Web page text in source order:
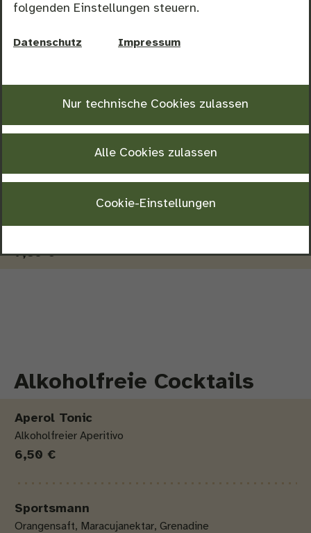
folgenden Einstellungen steuern.
Datenschutz Impressum
Nur technische Cookies zulassen
Alle Cookies zulassen
Cookie-Einstellungen
Wodka Lemon
Gin Tonic
7,80 €
Alkoholfreie Cocktails
Aperol Tonic
Alkoholfreier Aperitivo
6,50 €
Sportsmann
Orangensaft, Maracujanektar, Grenadine